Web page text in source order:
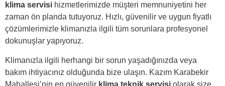
klima servisi hizmetlerimizde müşteri memnuniyetini her
zaman ön planda tutuyoruz. Hızlı, güvenilir ve uygun fiyatlı
çözümlerimizle klimanızla ilgili tüm sorunlara profesyonel
dokunuşlar yapıyoruz.
Klimanızla ilgili herhangi bir sorun yaşadığınızda veya
bakım ihtiyacınız olduğunda bize ulaşın. Kazım Karabekir
Mahallesi’nin en güvenilir klima teknik servisi olarak size